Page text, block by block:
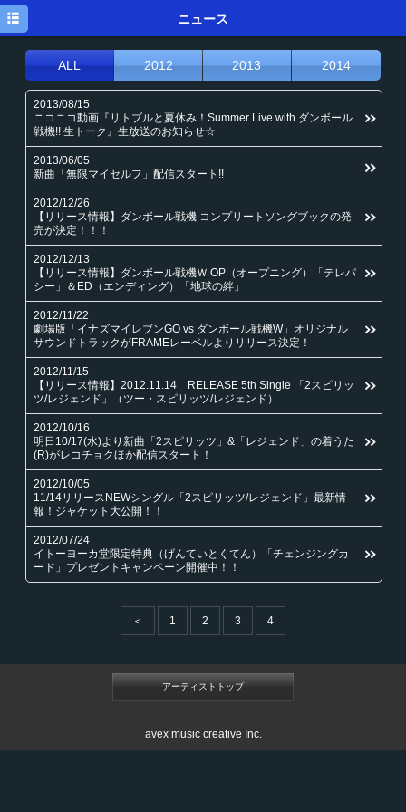
ニュース
ALL 2012 2013 2014
2013/08/15
ニコニコ動画『リトブルと夏休み！Summer Live with ダンボール
戦機!! 生トーク』生放送のお知らせ☆
2013/06/05
新曲「無限マイセルフ」配信スタート!!
2012/12/26
【リリース情報】ダンボール戦機 コンプリートソングブックの発
売が決定！！！
2012/12/13
【リリース情報】ダンボール戦機Ｗ OP（オープニング）「テレパ
シー」＆ED（エンディング）「地球の絆」
2012/11/22
劇場版「イナズマイレブンGO vs ダンボール戦機W」オリジナル
サウンドトラックがFRAMEレーベルよりリリース決定！
2012/11/15
【リリース情報】2012.11.14 RELEASE 5th Single 「2スピリッ
ツ/レジェンド」（ツー・スピリッツ/レジェンド）
2012/10/16
明日10/17(水)より新曲「2スピリッツ」&「レジェンド」の着うた
(R)がレコチョクほか配信スタート！
2012/10/05
11/14リリースNEWシングル「2スピリッツ/レジェンド」最新情
報！ジャケット大公開！！
2012/07/24
イトーヨーカ堂限定特典（げんていとくてん）「チェンジングカ
ード」プレゼントキャンペーン開催中！！
＜ 1 2 3 4
アーティストトップ
avex music creative Inc.
ニュース
メディア
イベント
ディスク
プロフィール
メルマガ
ブログ